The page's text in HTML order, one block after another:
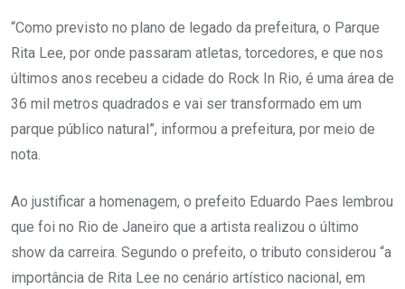
“Como previsto no plano de legado da prefeitura, o Parque
Rita Lee, por onde passaram atletas, torcedores, e que nos
últimos anos recebeu a cidade do Rock In Rio, é uma área de
36 mil metros quadrados e vai ser transformado em um
parque público natural”, informou a prefeitura, por meio de
nota.
Ao justificar a homenagem, o prefeito Eduardo Paes lembrou
que foi no Rio de Janeiro que a artista realizou o último
show da carreira. Segundo o prefeito, o tributo considerou “a
importância de Rita Lee no cenário artístico nacional, em